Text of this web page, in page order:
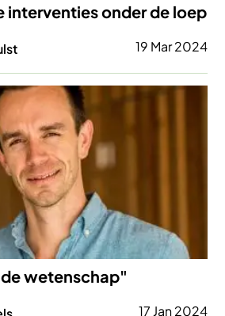
interventies onder de loep
19 Mar 2024
wetenschap"
17 Jan 2024